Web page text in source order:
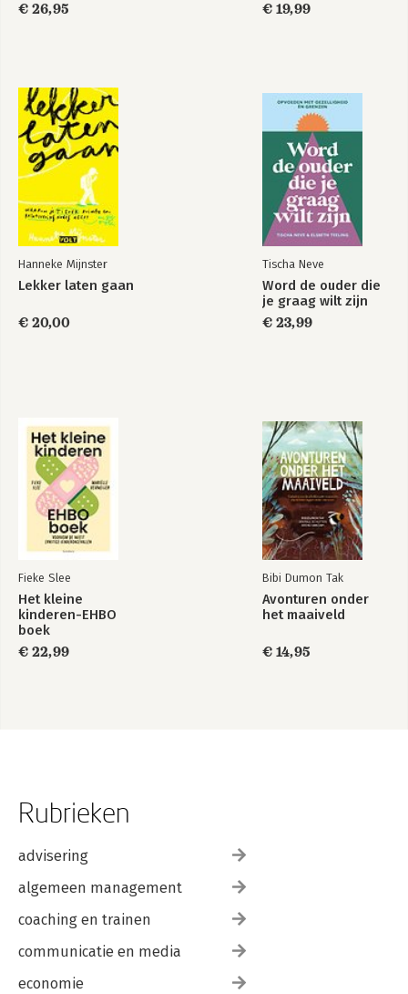
€ 26,95 € 19,99
Hanneke Mijnster
Lekker laten gaan
€ 20,00
Tischa Neve
Word de ouder die
je graag wilt zijn
€ 23,99
Fieke Slee
Het kleine
kinderen-EHBO
boek
€ 22,99
Bibi Dumon Tak
Avonturen onder
het maaiveld
€ 14,95
Rubrieken
advisering
algemeen management
coaching en trainen
communicatie en media
economie